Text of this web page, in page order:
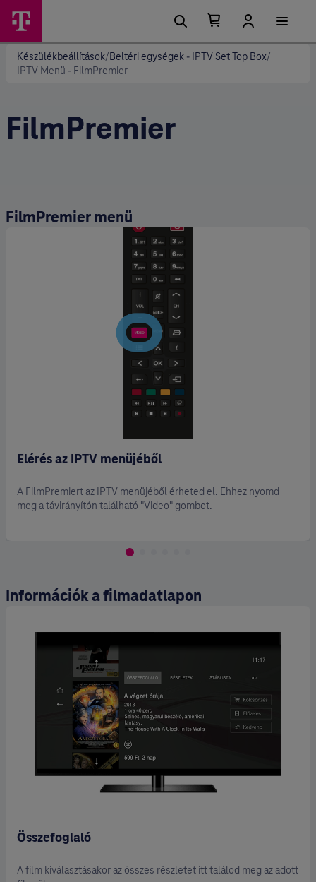
Készülékbeállítások/Beltéri egységek - IPTV Set Top Box/
IPTV Menü - FilmPremier
FilmPremier
FilmPremier menü
Elérés az IPTV menüjéből
A FilmPremiert az IPTV menüjéből érheted el. Ehhez nyomd
meg a távirányítón található "Video" gombot.
Információk a filmadatlapon
Összefoglaló
A film kiválasztásakor az összes részletet itt találod meg az adott